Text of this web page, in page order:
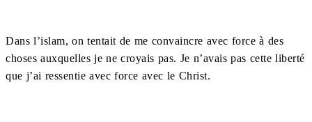
Dans l’islam, on tentait de me convaincre avec force à des
choses auxquelles je ne croyais pas. Je n’avais pas cette liberté
que j’ai ressentie avec force avec le Christ.